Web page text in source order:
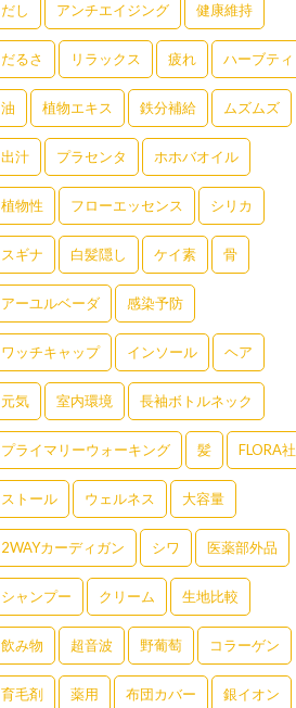
だし アンチエイジング 健康維持
だるさ リラックス 疲れ ハーブティ
油 植物エキス 鉄分補給 ムズムズ
出汁 プラセンタ ホホバオイル
植物性 フローエッセンス シリカ
スギナ 白髪隠し ケイ素 骨
アーユルベーダ 感染予防
ワッチキャップ インソール ヘア
元気 室内環境 長袖ボトルネック
プライマリーウォーキング 髪 FLORA社
ストール ウェルネス 大容量
2WAYカーディガン シワ 医薬部外品
シャンプー クリーム 生地比較
飲み物 超音波 野葡萄 コラーゲン
育毛剤 薬用 布団カバー 銀イオン